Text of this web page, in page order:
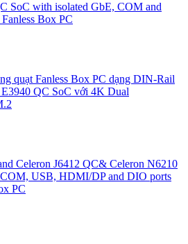
SoC with isolated GbE, COM and
Box PC
quạt Fanless Box PC dạng DIN-Rail
QC SoC với 4K Dual
Celeron J6412 QC& Celeron N6210
USB, HDMI/DP and DIO ports
PC